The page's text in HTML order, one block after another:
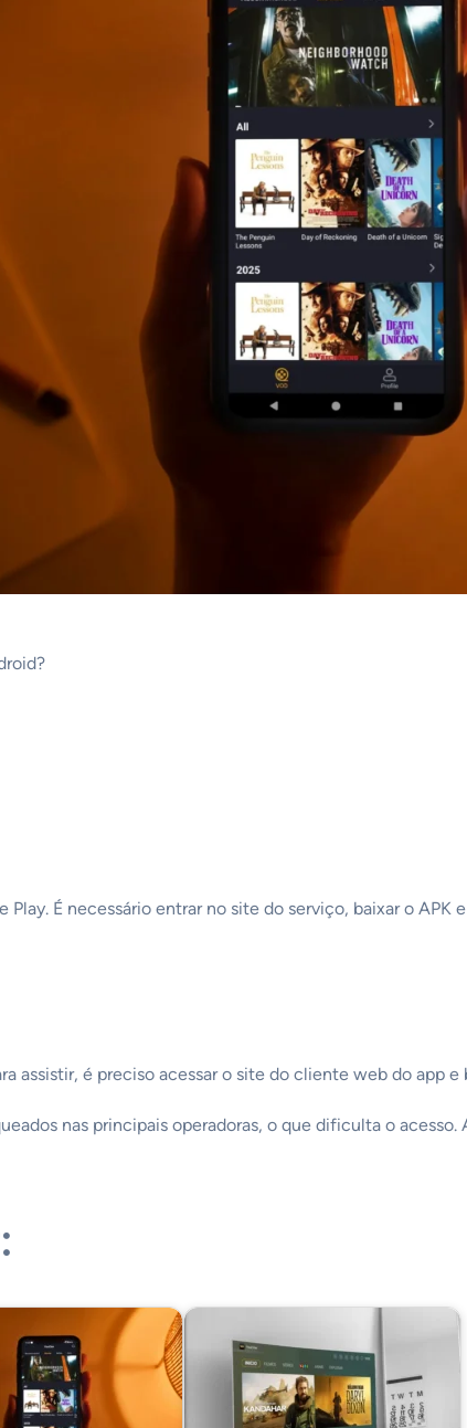
É necessário entrar no site do serviço, baixar o APK
assistir, é preciso acessar o site do cliente web do app
nas principais operadoras, o que dificulta o